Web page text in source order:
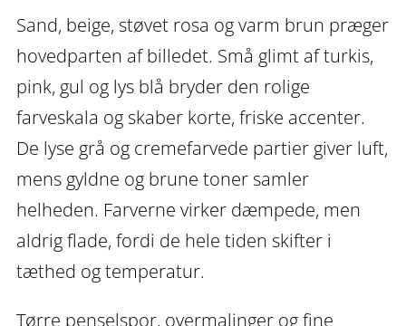
Sand, beige, støvet rosa og varm brun præger
hovedparten af billedet. Små glimt af turkis,
pink, gul og lys blå bryder den rolige
farveskala og skaber korte, friske accenter.
De lyse grå og cremefarvede partier giver luft,
mens gyldne og brune toner samler
helheden. Farverne virker dæmpede, men
aldrig flade, fordi de hele tiden skifter i
tæthed og temperatur.
Tørre penselspor, overmalinger og fine